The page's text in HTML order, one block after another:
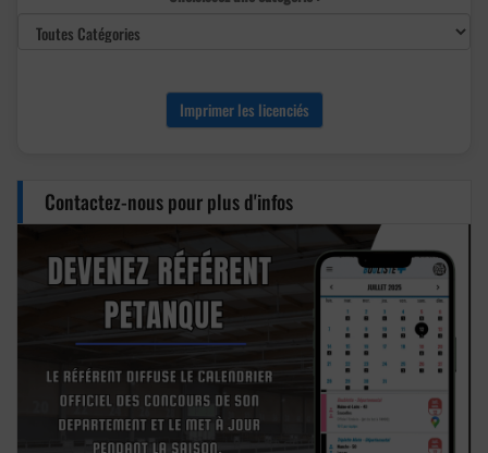
Imprimer les licenciés
Contactez-nous pour plus d'infos